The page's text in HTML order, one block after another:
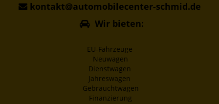
kontakt@automobilecenter-schmid.de
Wir bieten:
EU-Fahrzeuge
Neuwagen
Dienstwagen
Jahreswagen
Gebrauchtwagen
Finanzierung